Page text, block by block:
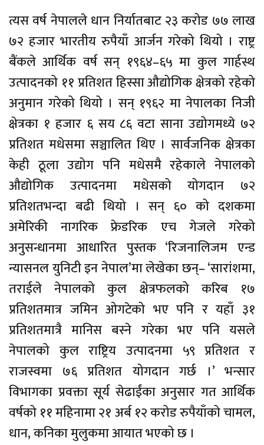
त्यस वर्ष नेपालले धान निर्यातबाट २३ करोड ७७ लाख
७२ हजार भारतीय रुपैयाँ आर्जन गरेको थियो । राष्ट्र
बैंकले आर्थिक वर्ष सन् १९६४–६५ मा कुल गार्हस्थ
उत्पादनको ११ प्रतिशत हिस्सा औद्योगिक क्षेत्रको रहेको
अनुमान गरेको थियो । सन् १९६२ मा नेपालका निजी
क्षेत्रका १ हजार ६ सय ८६ वटा साना उद्योगमध्ये ७२
प्रतिशत मधेसमा सञ्चालित थिए । सार्वजनिक क्षेत्रका
केही ठूला उद्योग पनि मधेसमै रहेकाले नेपालको
औद्योगिक उत्पादनमा मधेसको योगदान ७२
प्रतिशतभन्दा बढी थियो । सन् ६० को दशकमा
अमेरिकी नागरिक फ्रेडरिक एच गेजले गरेको
अनुसन्धानमा आधारित पुस्तक ‘रिजनालिजम एन्ड
न्यासनल युनिटी इन नेपाल’मा लेखेका छन्– ‘सारांशमा,
तराईले नेपालको कुल क्षेत्रफलको करिब १७
प्रतिशतमात्र जमिन ओगटेको भए पनि र यहाँ ३१
प्रतिशतमात्रै मानिस बस्ने गरेका भए पनि यसले
नेपालको कुल राष्ट्रिय उत्पादनमा ५९ प्रतिशत र
राजस्वमा ७६ प्रतिशत योगदान गर्छ ।’ भन्सार
विभागका प्रवक्ता सूर्य सेढाईंका अनुसार गत आर्थिक
वर्षको ११ महिनामा २१ अर्ब १२ करोड रुपैयाँको चामल,
धान, कनिका मुलुकमा आयात भएको छ ।